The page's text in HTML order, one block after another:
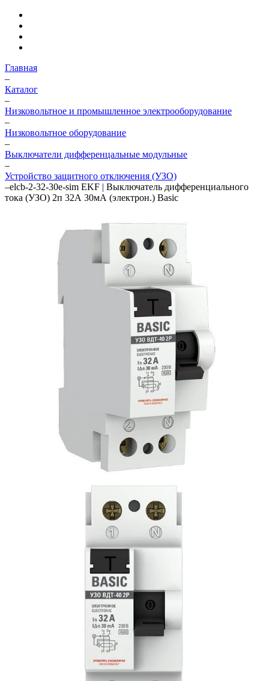
Главная
–
Каталог
–
Низковольтное и промышленное электрооборудование
–
Низковольтное оборудование
–
Выключатели дифференцальные модульные
–
Устройство защитного отключения (УЗО)
–elcb-2-32-30e-sim EKF | Выключатель дифференциального
тока (УЗО) 2п 32А 30мА (электрон.) Basic